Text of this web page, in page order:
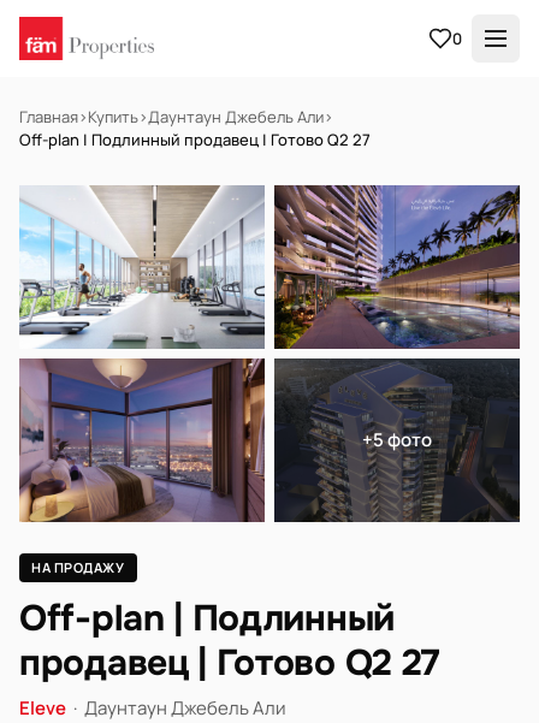
0
Главная›Купить›Даунтаун Джебель Али›
Off-plan | Подлинный продавец | Готово Q2 27
НА ПРОДАЖУ Off-plan
+5 фото
НА ПРОДАЖУ
Off-plan | Подлинный
продавец | Готово Q2 27
Eleve · Даунтаун Джебель Али